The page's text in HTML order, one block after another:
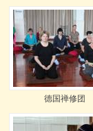
德国禅修团